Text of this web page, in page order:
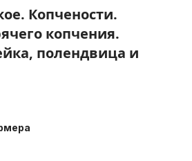
Копчености.
копчения.
полендвица и